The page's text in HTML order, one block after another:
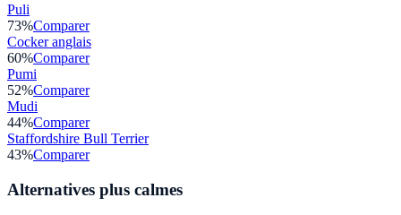
Puli
73%Comparer
Cocker anglais
60%Comparer
Pumi
52%Comparer
Mudi
44%Comparer
Staffordshire Bull Terrier
43%Comparer
Alternatives plus calmes